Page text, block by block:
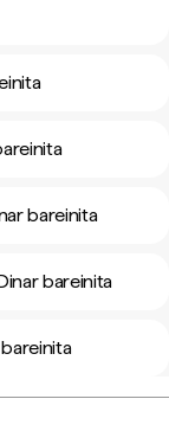
bareinita
bareinita